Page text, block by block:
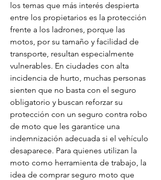
los temas que más interés despierta
entre los propietarios es la protección
frente a los ladrones, porque las
motos, por su tamaño y facilidad de
transporte, resultan especialmente
vulnerables. En ciudades con alta
incidencia de hurto, muchas personas
sienten que no basta con el seguro
obligatorio y buscan reforzar su
protección con un seguro contra robo
de moto que les garantice una
indemnización adecuada si el vehículo
desaparece. Para quienes utilizan la
moto como herramienta de trabajo, la
idea de comprar seguro moto que